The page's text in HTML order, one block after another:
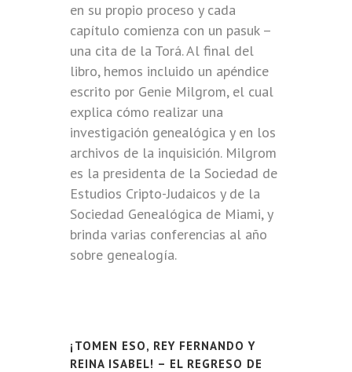
en su propio proceso y cada
capítulo comienza con un pasuk –
una cita de la Torá. Al final del
libro, hemos incluido un apéndice
escrito por Genie Milgrom, el cual
explica cómo realizar una
investigación genealógica y en los
archivos de la inquisición. Milgrom
es la presidenta de la Sociedad de
Estudios Cripto-Judaicos y de la
Sociedad Genealógica de Miami, y
brinda varias conferencias al año
sobre genealogía.
¡TOMEN ESO, REY FERNANDO Y
REINA ISABEL! – EL REGRESO DE